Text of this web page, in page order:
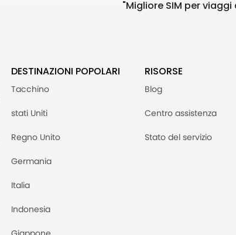
"Migliore SIM per
DESTINAZIONI POPOLARI
Tacchino
stati Uniti
Regno Unito
Germania
Italia
Indonesia
RISORSE
Blog
Centro assistenza
Stato del servizio